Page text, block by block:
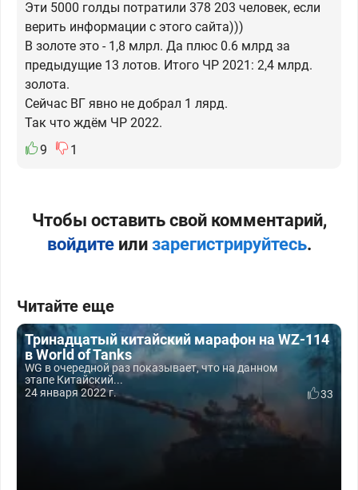
Эти 5000 голды потратили 378 203 человек, если
верить информации с этого сайта)))
В золоте это - 1,8 млрл. Да плюс 0.6 млрд за
предыдущие 13 лотов. Итого ЧР 2021: 2,4 млрд.
золота.
Сейчас ВГ явно не добрал 1 лярд.
Так что ждём ЧР 2022.
9
1
Чтобы оставить свой комментарий,
войдитеили зарегистрируйтесь.
Читайте еще
Тринадцатый китайский марафон на WZ-114
в World of Tanks
WG в очередной раз показывает, что на данном
этапе Китайский...
24 января 2022 г.
33